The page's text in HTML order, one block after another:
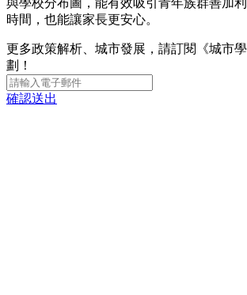
與學校分布圖，能有效吸引青年族群善加
時間，也能讓家長更安心。
更多政策解析、城市發展，請訂閱《城市
劃！
確認送出